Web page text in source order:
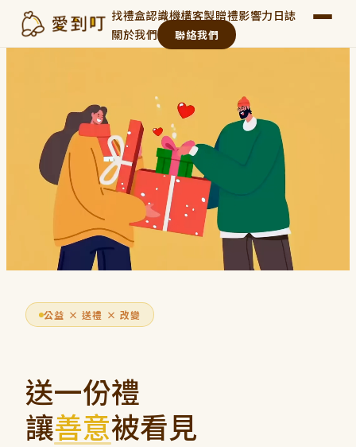
找禮盒認識機構客製贈禮影響力日誌
關於我們
聯絡我們
公益 × 送禮 × 改變
送一份禮
讓善意被看見